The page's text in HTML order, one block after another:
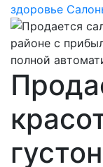
здоровье